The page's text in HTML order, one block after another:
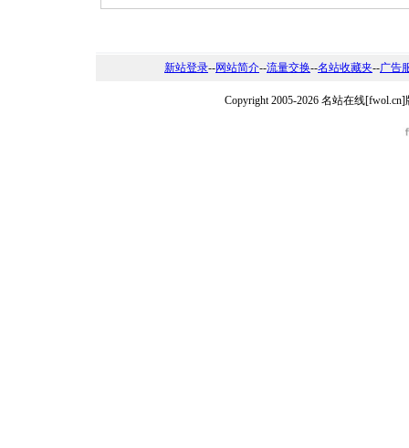
新站登录--网站简介--流量交换--名站收藏夹--广告
Copyright 2005-2026 名站在线